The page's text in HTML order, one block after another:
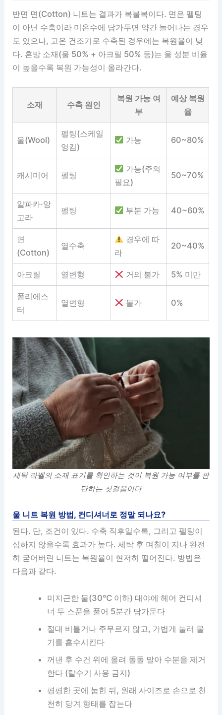
반면 면(Cotton) 니트는 결과가 복불복이다. 면은 펠팅
이 아닌 수축이라 미온수에 담가두면 약간 늘어나는 경우
도 있으나, 고온 건조기로 수축된 경우에는 복원율이 낮
다. 혼방 소재(울 50% + 아크릴 50% 등)는 울 성분 비율
이 높을수록 복원 가능성이 올라간다.
소재 수축 원인
복원 가능 여
부
예상 복원
율
울(Wool)
펠팅(스케일
엉킴)
가능 60~80%
캐시미어 펠팅
가능(주의
필요)
50~70%
알파카·앙
고라
펠팅 부분 가능 40~60%
면
(Cotton)
열수축
경우에 따
라
20~40%
아크릴 열변형 거의 불가 5% 미만
폴리에스
터
열변형 불가 0%
세탁 라벨의 소재 표기를 확인하는 것이 복원 가능 여부를 판
단하는 첫걸음이다
울 니트 복원 방법, 컨디셔너로 정말 되나요?
된다. 단, 조건이 있다. 수축 직후일수록, 그리고 펠팅이
심하지 않을수록 효과가 높다. 세탁 후 며칠이 지나 완전
히 굳어버린 니트는 복원율이 현저히 떨어진다. 방법은
다음과 같다.
미지근한 물(30℃ 이하) 대야에 헤어 컨디셔
너 두 스푼을 풀어 5분간 담가둔다
절대 비틀거나 주무르지 않고, 가볍게 눌러 물
기를 흡수시킨다
꺼낸 후 수건 위에 올려 돌돌 말아 수분을 제거
한다 (탈수기 사용 금지)
평평한 곳에 눕힌 뒤, 원래 사이즈로 손으로 천
천히 당겨 형태를 잡는다